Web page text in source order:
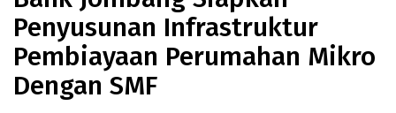
Penyusunan Infrastruktur
Pembiayaan Perumahan Mikro
Dengan SMF